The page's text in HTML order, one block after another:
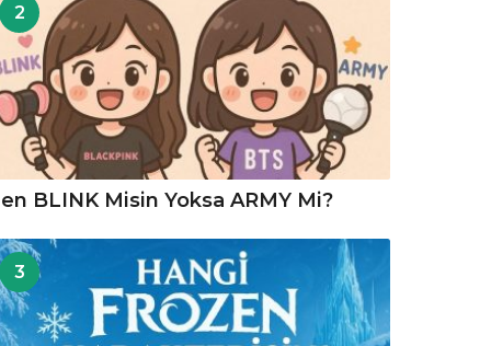
2
BLINK Misin Yoksa ARMY Mi?
3